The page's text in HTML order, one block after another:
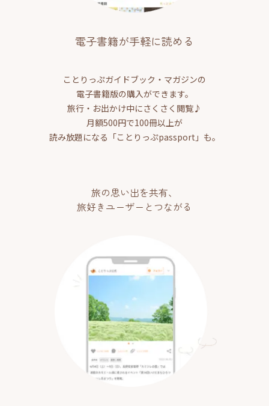
電子書籍が手軽に読める
ことりっぷガイドブック・マガジンの
電子書籍版の購入ができます。
旅行・お出かけ中にさくさく閲覧♪
月額500円で100冊以上が
読み放題になる「ことりっぷpassport」も。
旅の思い出を共有、
旅好きユーザーとつながる